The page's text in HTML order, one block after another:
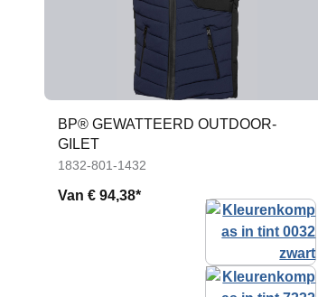
BP® GEWATTEERD OUTDOOR-
GILET
1832-801-1432
Van € 94,38*